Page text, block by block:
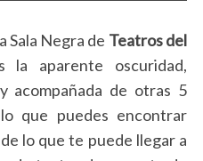
Sala Negra de Teatros del
aparente oscuridad,
acompañada de otras 5
que puedes encontrar
lo que te puede llegar a